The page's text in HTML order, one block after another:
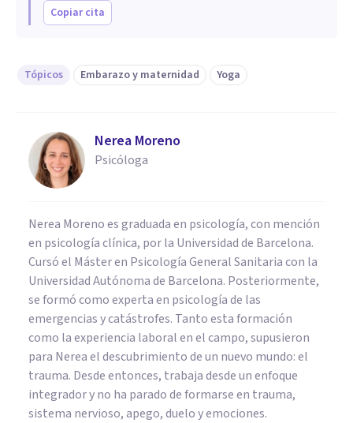
Copiar cita
Tópicos Embarazo y maternidad Yoga
Nerea Moreno
Psicóloga
Nerea Moreno es graduada en psicología, con mención
en psicología clínica, por la Universidad de Barcelona.
Cursó el Máster en Psicología General Sanitaria con la
Universidad Autónoma de Barcelona. Posteriormente,
se formó como experta en psicología de las
emergencias y catástrofes. Tanto esta formación
como la experiencia laboral en el campo, supusieron
para Nerea el descubrimiento de un nuevo mundo: el
trauma. Desde entonces, trabaja desde un enfoque
integrador y no ha parado de formarse en trauma,
sistema nervioso, apego, duelo y emociones.